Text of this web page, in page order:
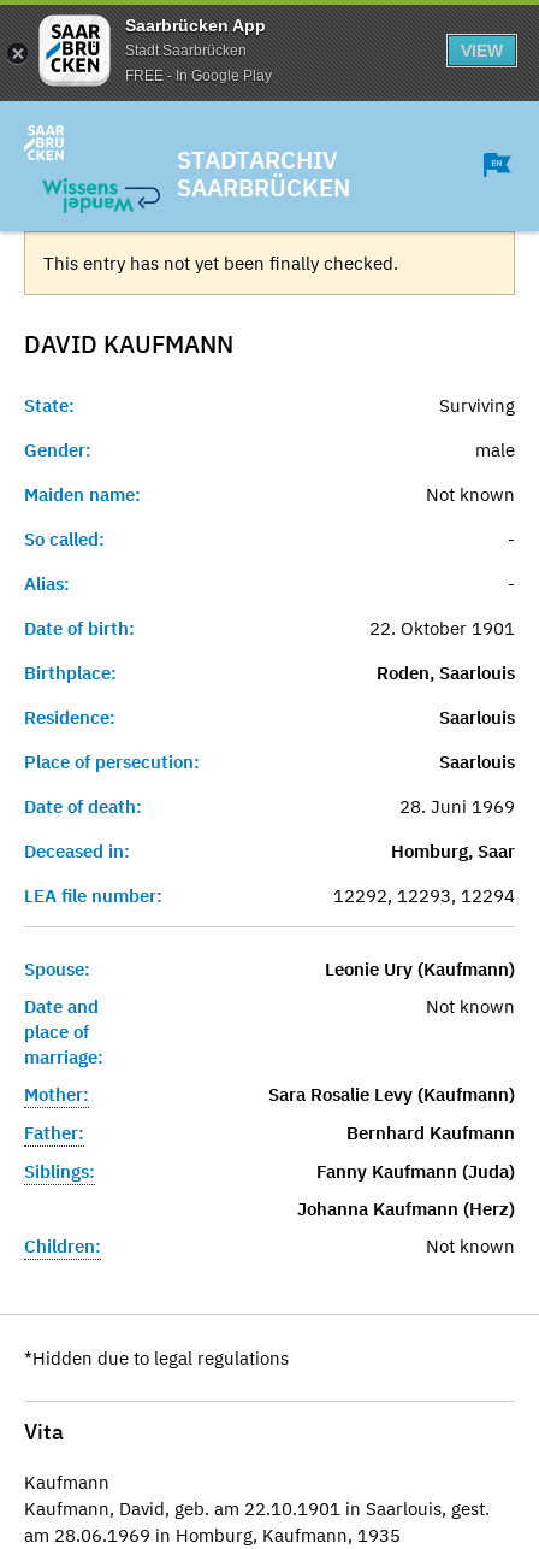
Saarbrücken App
Stadt Saarbrücken
FREE - In Google Play
VIEW
STADTARCHIV
SAARBRÜCKEN
This entry has not yet been finally checked.
DAVID KAUFMANN
State:
Surviving
Gender:
male
Maiden name:
Not known
So called:
-
Alias:
-
Date of birth:
22. Oktober 1901
Birthplace:
Roden, Saarlouis
Residence:
Saarlouis
Place of persecution:
Saarlouis
Date of death:
28. Juni 1969
Deceased in:
Homburg, Saar
LEA file number:
12292, 12293, 12294
Spouse:
Leonie Ury (Kaufmann)
Date and
place of
marriage:
Not known
Mother:
Sara Rosalie Levy (Kaufmann)
Father:
Bernhard Kaufmann
Siblings:
Fanny Kaufmann (Juda)
Johanna Kaufmann (Herz)
Children:
Not known
*Hidden due to legal regulations
Vita
Kaufmann
Kaufmann, David, geb. am 22.10.1901 in Saarlouis, gest.
am 28.06.1969 in Homburg, Kaufmann, 1935